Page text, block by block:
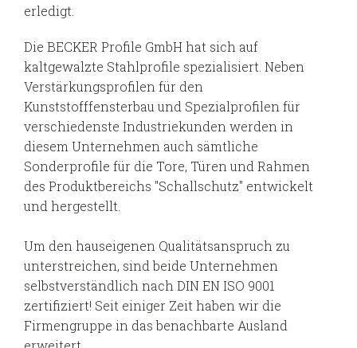
erledigt.
Die BECKER Profile GmbH hat sich auf
kaltgewalzte Stahlprofile spezialisiert. Neben
Verstärkungsprofilen für den
Kunststofffensterbau und Spezialprofilen für
verschiedenste Industriekunden werden in
diesem Unternehmen auch sämtliche
Sonderprofile für die Tore, Türen und Rahmen
des Produktbereichs "Schallschutz" entwickelt
und hergestellt.
Um den hauseigenen Qualitätsanspruch zu
unterstreichen, sind beide Unternehmen
selbstverständlich nach DIN EN ISO 9001
zertifiziert! Seit einiger Zeit haben wir die
Firmengruppe in das benachbarte Ausland